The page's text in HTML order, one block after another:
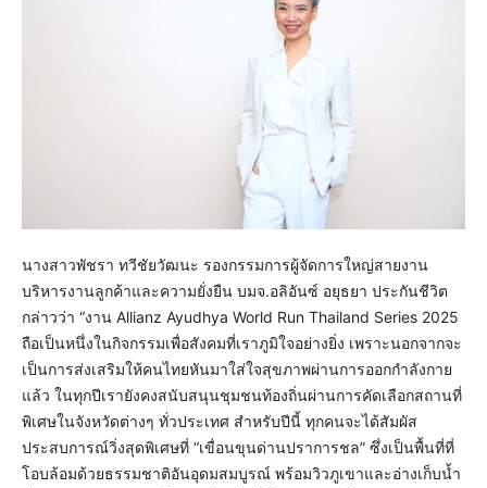
นางสาวพัชรา ทวีชัยวัฒนะ รองกรรมการผู้จัดการใหญ่สายงาน
บริหารงานลูกค้าและความยั่งยืน บมจ.อลิอันซ์ อยุธยา ประกันชีวิต
กล่าวว่า “งาน Allianz Ayudhya World Run Thailand Series 2025
ถือเป็นหนึ่งในกิจกรรมเพื่อสังคมที่เราภูมิใจอย่างยิ่ง เพราะนอกจากจะ
เป็นการส่งเสริมให้คนไทยหันมาใส่ใจสุขภาพผ่านการออกกำลังกาย
แล้ว ในทุกปีเรายังคงสนับสนุนชุมชนท้องถิ่นผ่านการคัดเลือกสถานที่
พิเศษในจังหวัดต่างๆ ทั่วประเทศ สำหรับปีนี้ ทุกคนจะได้สัมผัส
ประสบการณ์วิ่งสุดพิเศษที่ “เขื่อนขุนด่านปราการชล” ซึ่งเป็นพื้นที่ที่
โอบล้อมด้วยธรรมชาติอันอุดมสมบูรณ์ พร้อมวิวภูเขาและอ่างเก็บน้ำ